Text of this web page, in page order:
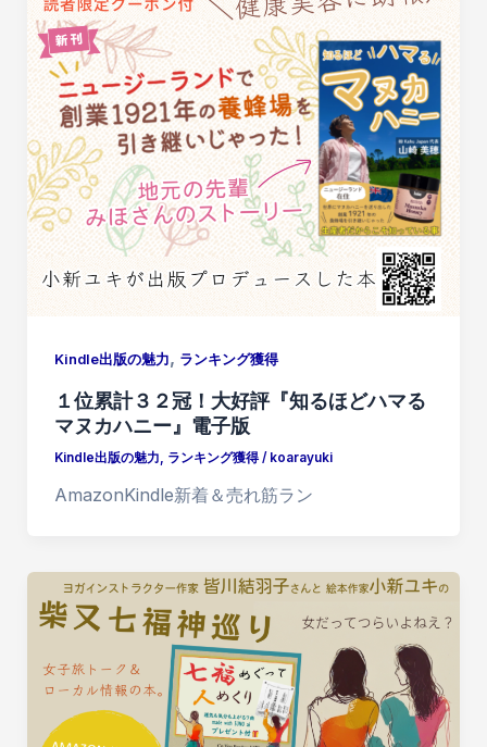
Kindle出版の魅力, ランキング獲得
１位累計３２冠！大好評『知るほどハマる
マヌカハニー』電子版
Kindle出版の魅力 ランキング獲得/ koarayuki
AmazonKindle新着＆売れ筋ラン